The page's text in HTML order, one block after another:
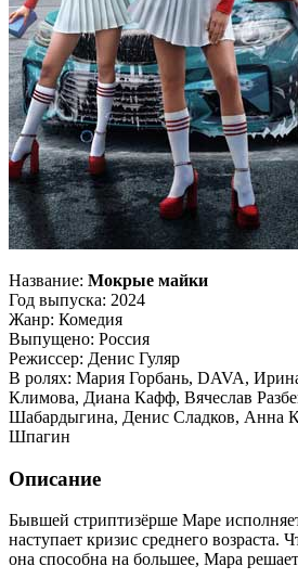
Название: Мокрые майки
Год выпуска: 2024
Жанр: Комедия
Выпущено: Россия
Режиссер: Денис Гуляр
В ролях: Мария Горбань, DAVA,
Климова, Диана Кафф, Вячеслав
Шабардыгина, Денис Сладков, Анна
Шпагин
Описание
Бывшей стриптизёрше Маре
наступает кризис среднего возраста.
она способна на большее, Мара